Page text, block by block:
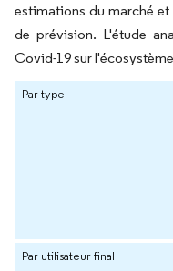
estimations du marché
de prévision. L'étude
Covid-19 sur
Par type
Par utilisateur final